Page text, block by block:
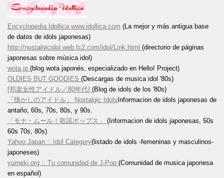
Encyclopedia Idollica www.idollica.com (La mejor y más antigua base
de datos de idols japonesas)
http://nostalgicidol.web.fc2.com/idol/Link.html (directorio de páginas
japonesas sobre música idol)
wota.jp (blog wota japonés, especializado en Hello! Project)
OLDIES BUT GOODIES (Descargas de musica idol '80s)
[邦楽女性アイドル／80年代] (Blog de idols de los '80s)
「懐かしのアイドル」 Nostalgic Idols Informacion de idols japonesas de
antaño, 60s, 70s, 80s, y 90s.
「モナ・ムール！歌謡ポップス」 (Informacion de idols japonesas, 50s
60s 70s, 80s)
Yahoo Japan :: Idol Category(listado de idols -femeninas y masculinos-
japoneses)
yumeki.org :: Tu comunidad de J-Pop (Comunidad de musica japonesa
en español)